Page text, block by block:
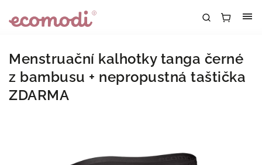
Menstruační kalhotky tanga černé
z bambusu + nepropustná taštička
ZDARMA